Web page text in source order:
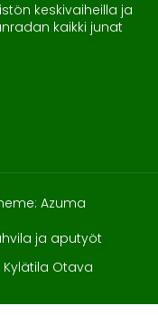
keskivaiheilla ja
kaikki junat
Azuma
ja aputyöt
Kylätila Otava